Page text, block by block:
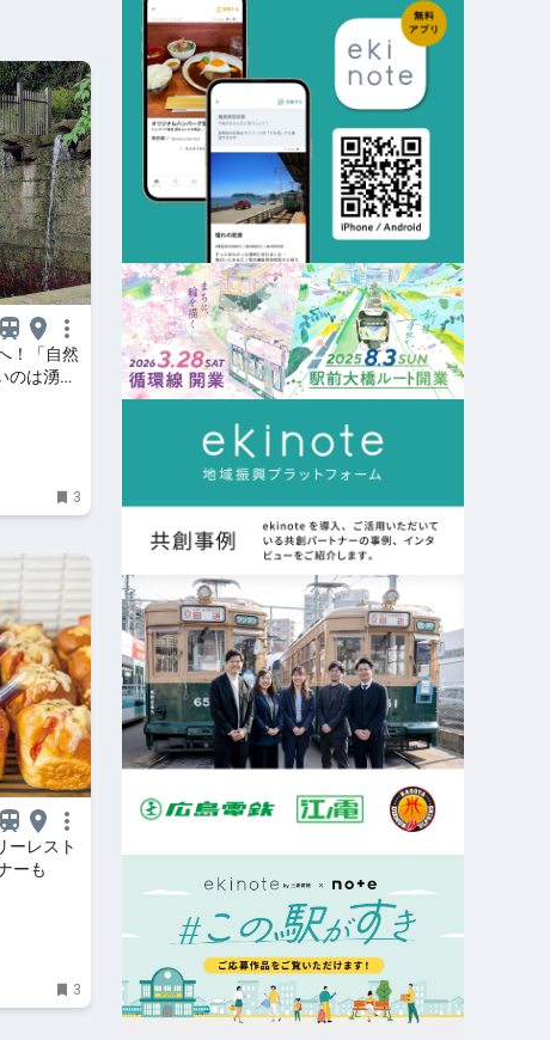
！「自然
のは湧水
3
ーレスト
ーも
3